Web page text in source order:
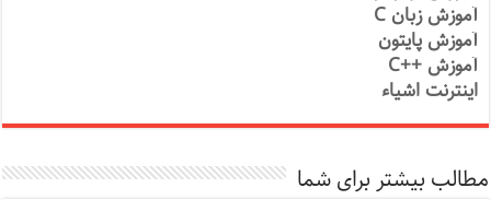
آموزش زبان C
آموزش پایتون
آموزش ++C
اینترنت اشیاء
مطالب بیشتر برای شما